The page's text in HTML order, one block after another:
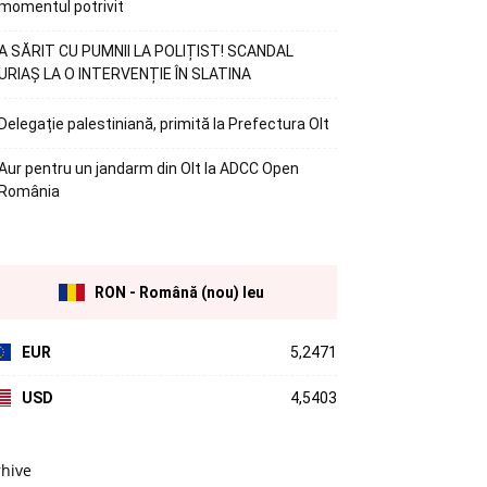
potrivit
SĂRIT CU PUMNII LA POLIȚIST! SCANDAL
LA O INTERVENȚIE ÎN SLATINA
palestiniană, primită la Prefectura Olt
pentru un jandarm din Olt la ADCC Open
RON - Română (nou) leu
EUR 5,2471
USD 4,5403